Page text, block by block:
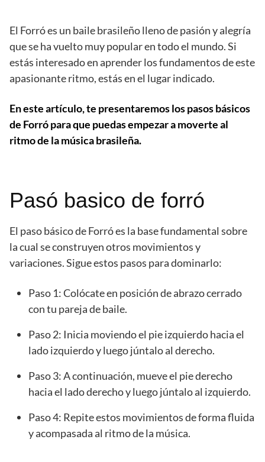
El Forró es un baile brasileño lleno de pasión y alegría
que se ha vuelto muy popular en todo el mundo. Si
estás interesado en aprender los fundamentos de este
apasionante ritmo, estás en el lugar indicado.
En este artículo, te presentaremos los pasos básicos
de Forró para que puedas empezar a moverte al
ritmo de la música brasileña.
Pasó basico de forró
El paso básico de Forró es la base fundamental sobre
la cual se construyen otros movimientos y
variaciones. Sigue estos pasos para dominarlo:
Paso 1: Colócate en posición de abrazo cerrado
con tu pareja de baile.
Paso 2: Inicia moviendo el pie izquierdo hacia el
lado izquierdo y luego júntalo al derecho.
Paso 3: A continuación, mueve el pie derecho
hacia el lado derecho y luego júntalo al izquierdo.
Paso 4: Repite estos movimientos de forma fluida
y acompasada al ritmo de la música.